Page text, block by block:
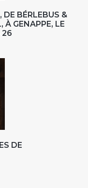
DE BÉRLEBUS &
À GENAPPE, LE
26
DE